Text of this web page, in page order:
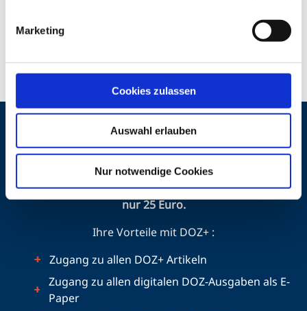
Marketing
Cookies zulassen
Auswahl erlauben
Nur notwendige Cookies
dabei. „Laut Berufsberater sollte ich Tankwart oder
Handelsfachpacker werden. Da bin ich froh, dass ich
bei der Brille gelandet bin.“
Jetzt Digital-Abo testen und weiterlesen!
Nutzen Sie das Probeabo digital drei Monate lang für
nur 25 Euro.
Ihre Vorteile mit DOZ+ :
Zugang zu allen DOZ+ Artikeln
Zugang zu allen digitalen DOZ-Ausgaben als E-
Paper